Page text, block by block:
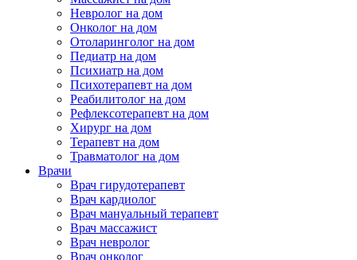
Невролог на дом
Онколог на дом
Отоларинголог на дом
Педиатр на дом
Психиатр на дом
Психотерапевт на дом
Реабилитолог на дом
Рефлексотерапевт на дом
Хирург на дом
Терапевт на дом
Травматолог на дом
Врачи
Врач гирудотерапевт
Врач кардиолог
Врач мануальный терапевт
Врач массажист
Врач невролог
Врач онколог